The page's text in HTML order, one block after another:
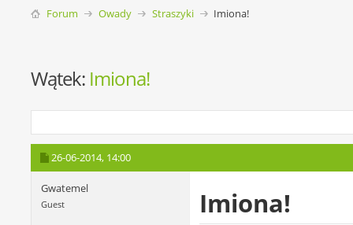
Forum Owady Straszyki Imiona!
Wątek: Imiona!
26-06-2014, 14:00
Gwatemel
Guest Imiona!